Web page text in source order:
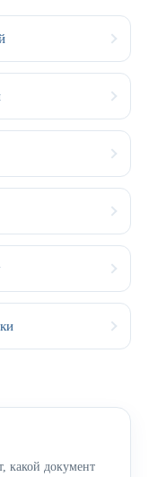
какой документ